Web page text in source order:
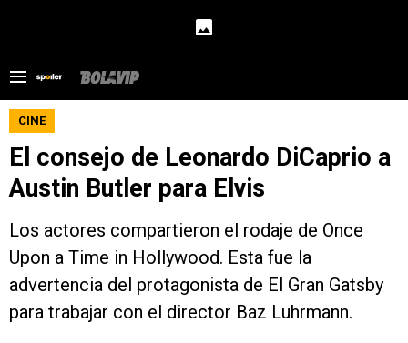
CINE
El consejo de Leonardo DiCaprio a
Austin Butler para Elvis
Los actores compartieron el rodaje de Once
Upon a Time in Hollywood. Esta fue la
advertencia del protagonista de El Gran Gatsby
para trabajar con el director Baz Luhrmann.